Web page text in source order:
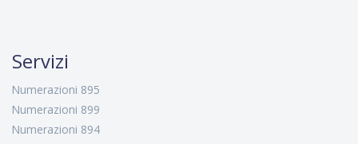
Servizi
Numerazioni 895
Numerazioni 899
Numerazioni 894